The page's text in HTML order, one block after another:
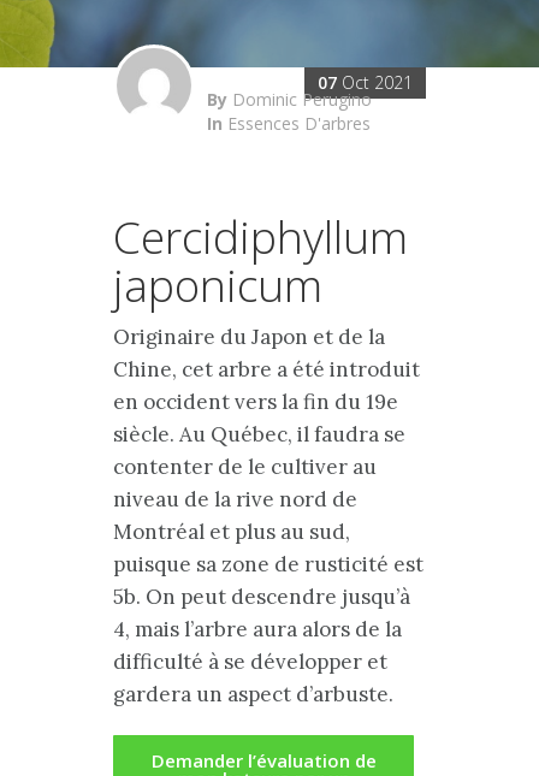
By Dominic Perugino
In Essences D'arbres
07 Oct 2021
Cercidiphyllum
japonicum
Originaire du Japon et de la
Chine, cet arbre a été introduit
en occident vers la fin du 19e
siècle. Au Québec, il faudra se
contenter de le cultiver au
niveau de la rive nord de
Montréal et plus au sud,
puisque sa zone de rusticité est
5b. On peut descendre jusqu’à
4, mais l’arbre aura alors de la
difficulté à se développer et
gardera un aspect d’arbuste.
Demander l’évaluation de